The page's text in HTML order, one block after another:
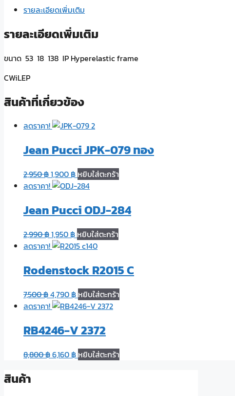
CY8806
ชิ้น
รายละเอียดเพิ่มเติม
รายละเอียดเพิ่มเติม
ขนาด 53 18 138 IP Hyperelastic frame
CWiLEP
สินค้าที่เกี่ยวข้อง
ลดราคา!
Jean Pucci JPK-079 ทอง
2,950฿1,900 ฿ หยิบใส่ตะกร้า
ลดราคา!
Jean Pucci ODJ-284
2,990฿1,950 ฿ หยิบใส่ตะกร้า
ลดราคา!
Rodenstock R2015 C
7,500฿4,790 ฿ หยิบใส่ตะกร้า
ลดราคา!
RB4246-V 2372
8,800฿6,160 ฿ หยิบใส่ตะกร้า
สินค้า